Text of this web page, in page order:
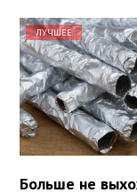
ЛУЧШЕЕ
Больше не